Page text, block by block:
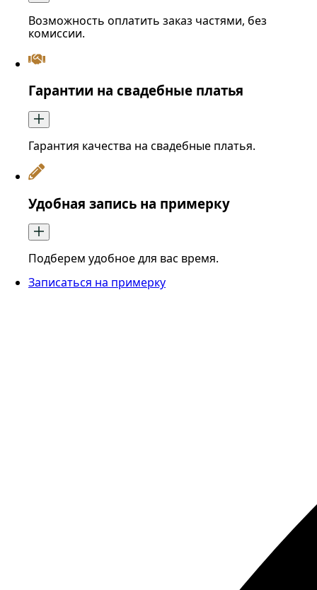
Возможность оплатить заказ частями, без
комиссии.
Гарантии на свадебные платья
Гарантия качества на свадебные платья.
Удобная запись на примерку
Подберем удобное для вас время.
Записаться на примерку